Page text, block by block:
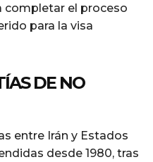
completar el proceso
para la visa
DE NO
entre Irán y Estados
desde 1980, tras